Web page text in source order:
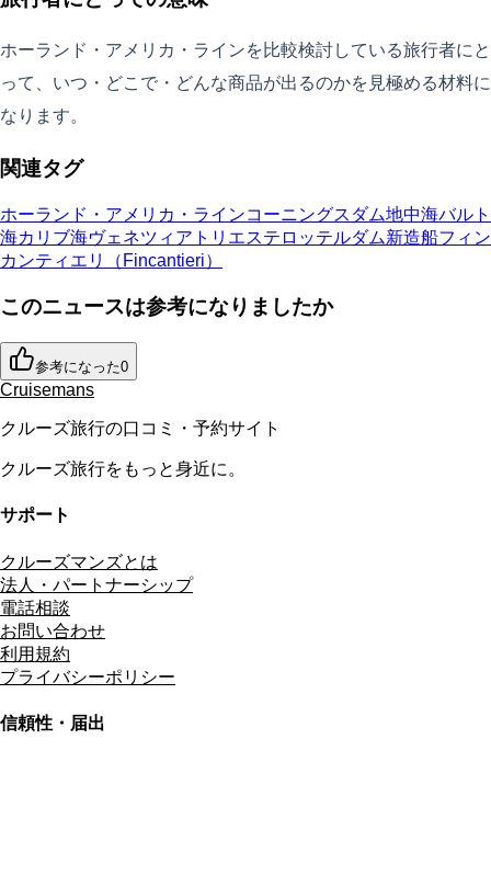
ホーランド・アメリカ・ラインを比較検討している旅行者にと
って、いつ・どこで・どんな商品が出るのかを見極める材料に
なります。
関連タグ
ホーランド・アメリカ・ラインコーニングスダム地中海バルト
海カリブ海ヴェネツィア トリエステ ロッテルダム新造船フィン
カンティエリ（Fincantieri）
このニュースは参考になりましたか
参考になった0
Cruisemans
クルーズ旅行の口コミ・予約サイト
クルーズ旅行をもっと身近に。
サポート
クルーズマンズとは
法人・パートナーシップ
電話相談
お問い合わせ
利用規約
プライバシーポリシー
信頼性・届出